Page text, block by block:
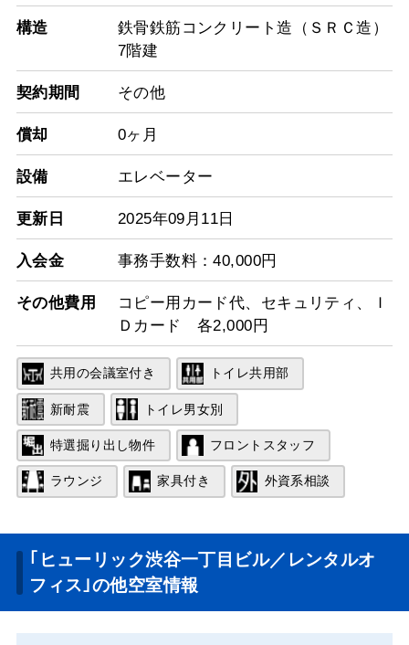
構造
鉄骨鉄筋コンクリート造（ＳＲＣ造）
7階建
契約期間 その他
償却 0ヶ月
設備 エレベーター
更新日 2025年09月11日
入会金 事務手数料：40,000円
その他費用
コピー用カード代、セキュリティ、Ｉ
Ｄカード 各2,000円
共用の会議室付き トイレ共用部
新耐震 トイレ男女別
特選掘り出し物件 フロントスタッフ
ラウンジ 家具付き 外資系相談
｢ヒューリック渋谷一丁目ビル／レンタルオ
フィス｣の他空室情報